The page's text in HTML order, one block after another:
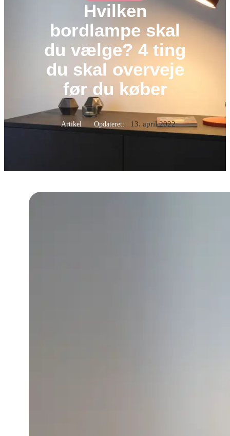
Hvilken
bordlampe skal
du vælge? 4 ting
du skal overveje
før du køber
Artikel Opdateret: 13. april 2022